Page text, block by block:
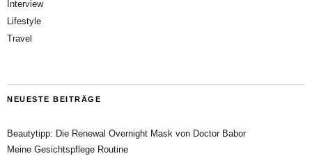
Interview
Lifestyle
Travel
NEUESTE BEITRÄGE
Beautytipp: Die Renewal Overnight Mask von Doctor Babor
Meine Gesichtspflege Routine